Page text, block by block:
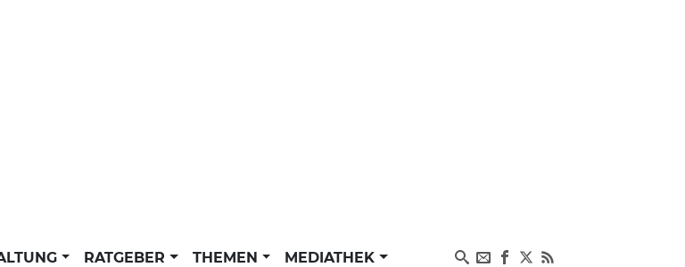
RATGEBER THEMEN MEDIATHEK